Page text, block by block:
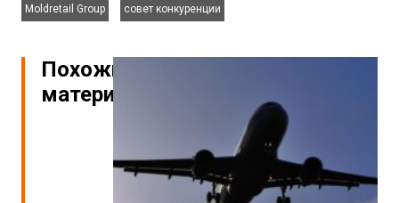
Moldretail Group
совет конкуренции
Похожие
материалы